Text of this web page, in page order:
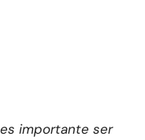
importante ser